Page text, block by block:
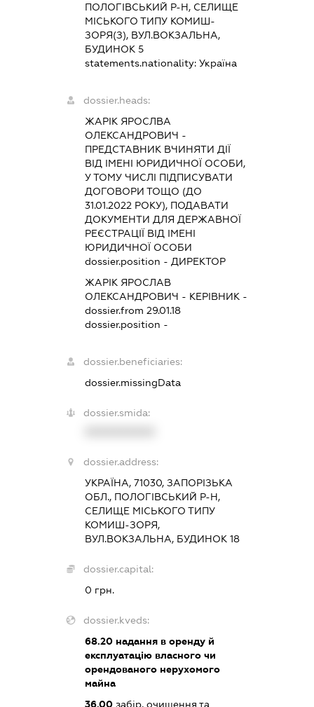
ПОЛОГІВСЬКИЙ Р-Н, СЕЛИЩЕ
МІСЬКОГО ТИПУ КОМИШ-
ЗОРЯ(З), ВУЛ.ВОКЗАЛЬНА,
БУДИНОК 5
statements.nationality:Україна
dossier.heads:
ЖАРІК ЯРОСЛВА
ОЛЕКСАНДРОВИЧ -
ПРЕДСТАВНИК ВЧИНЯТИ ДІЇ
ВІД ІМЕНІ ЮРИДИЧНОЇ ОСОБИ,
У ТОМУ ЧИСЛІ ПІДПИСУВАТИ
ДОГОВОРИ ТОЩО (ДО
31.01.2022 РОКУ), ПОДАВАТИ
ДОКУМЕНТИ ДЛЯ ДЕРЖАВНОЇ
РЕЄСТРАЦІЇ ВІД ІМЕНІ
ЮРИДИЧНОЇ ОСОБИ
dossier.position - ДИРЕКТОР
ЖАРІК ЯРОСЛАВ
ОЛЕКСАНДРОВИЧ - КЕРІВНИК -
dossier.from 29.01.18
dossier.position -
dossier.beneficiaries:
dossier.missingData
dossier.smida:
dossier.address:
УКРАЇНА, 71030, ЗАПОРІЗЬКА
ОБЛ., ПОЛОГІВСЬКИЙ Р-Н,
СЕЛИЩЕ МІСЬКОГО ТИПУ
КОМИШ-ЗОРЯ,
ВУЛ.ВОКЗАЛЬНА, БУДИНОК 18
dossier.capital:
0 грн.
dossier.kveds:
68.20 надання в оренду й
експлуатацію власного чи
орендованого нерухомого
майна
36.00 забір, очищення та